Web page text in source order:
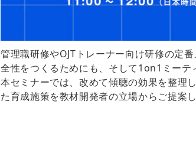
管理職研修やOJTトレーナー向け研修の定
全性をつくるためにも、そして1on1ミーテ
本セミナーでは、改めて傾聴の効果を整理
た育成施策を教材開発者の立場からご提案し